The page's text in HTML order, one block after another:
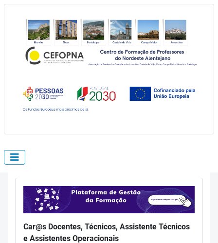
Car@s Docentes, Técnicos, Assistente Técnicos
e Assistentes Operacionais